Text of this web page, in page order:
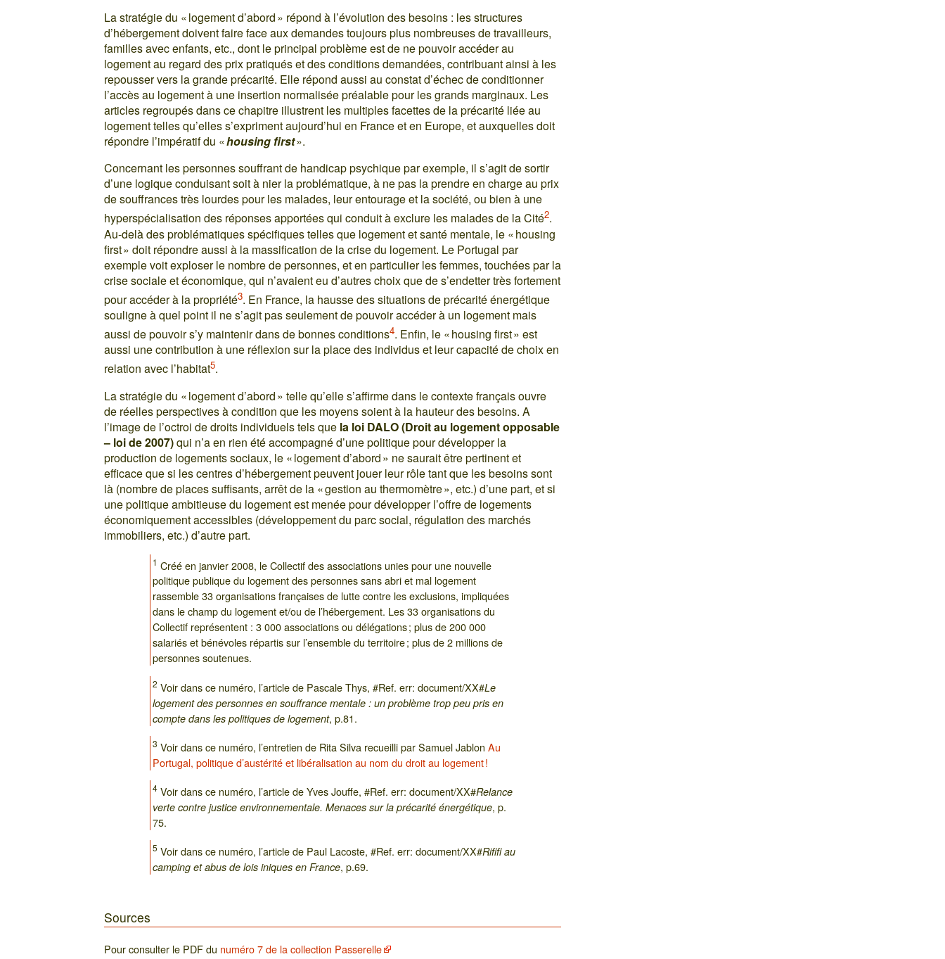
La stratégie du « logement d’abord » répond à l’évolution des besoins : les structures
d’hébergement doivent faire face aux demandes toujours plus nombreuses de travailleurs,
familles avec enfants, etc., dont le principal problème est de ne pouvoir accéder au
logement au regard des prix pratiqués et des conditions demandées, contribuant ainsi à les
repousser vers la grande précarité. Elle répond aussi au constat d’échec de conditionner
l’accès au logement à une insertion normalisée préalable pour les grands marginaux. Les
articles regroupés dans ce chapitre illustrent les multiples facettes de la précarité liée au
logement telles qu’elles s’expriment aujourd’hui en France et en Europe, et auxquelles doit
répondre l’impératif du «housing first».
Concernant les personnes souffrant de handicap psychique par exemple, il s’agit de sortir
d’une logique conduisant soit à nier la problématique, à ne pas la prendre en charge au prix
de souffrances très lourdes pour les malades, leur entourage et la société, ou bien à une
hyperspécialisation des réponses apportées qui conduit à exclure les malades de la Cité2.
Au-delà des problématiques spécifiques telles que logement et santé mentale, le « housing
first » doit répondre aussi à la massification de la crise du logement. Le Portugal par
exemple voit exploser le nombre de personnes, et en particulier les femmes, touchées par la
crise sociale et économique, qui n’avaient eu d’autres choix que de s’endetter très fortement
pour accéder à la propriété3. En France, la hausse des situations de précarité énergétique
souligne à quel point il ne s’agit pas seulement de pouvoir accéder à un logement mais
aussi de pouvoir s’y maintenir dans de bonnes conditions4. Enfin, le « housing first » est
aussi une contribution à une réflexion sur la place des individus et leur capacité de choix en
relation avec l’habitat5.
La stratégie du « logement d’abord » telle qu’elle s’affirme dans le contexte français ouvre
de réelles perspectives à condition que les moyens soient à la hauteur des besoins. A
l’image de l’octroi de droits individuels tels que la loi DALO (Droit au logement opposable
– loi de 2007)qui n’a en rien été accompagné d’une politique pour développer la
production de logements sociaux, le « logement d’abord » ne saurait être pertinent et
efficace que si les centres d’hébergement peuvent jouer leur rôle tant que les besoins sont
là (nombre de places suffisants, arrêt de la « gestion au thermomètre », etc.) d’une part, et si
une politique ambitieuse du logement est menée pour développer l’offre de logements
économiquement accessibles (développement du parc social, régulation des marchés
immobiliers, etc.) d’autre part.
1 Créé en janvier 2008, le Collectif des associations unies pour une nouvelle
politique publique du logement des personnes sans abri et mal logement
rassemble 33 organisations françaises de lutte contre les exclusions, impliquées
dans le champ du logement et/ou de l’hébergement. Les 33 organisations du
Collectif représentent : 3 000 associations ou délégations ; plus de 200 000
salariés et bénévoles répartis sur l’ensemble du territoire ; plus de 2 millions de
personnes soutenues.
2 Voir dans ce numéro, l’article de Pascale Thys,#Ref. err: document/XX#Le
logement des personnes en souffrance mentale : un problème trop peu pris en
compte dans les politiques de logement, p.81.
3 Voir dans ce numéro, l’entretien de Rita Silva recueilli par Samuel JablonAu
Portugal, politique d’austérité et libéralisation au nom du droit au logement !
4 Voir dans ce numéro, l’article de Yves Jouffe,#Ref. err: document/XX#Relance
verte contre justice environnementale. Menaces sur la précarité énergétique, p.
75.
5 Voir dans ce numéro, l’article de Paul Lacoste,#Ref. err: document/XX#Rififi au
camping et abus de lois iniques en France, p.69.
Sources
Pour consulter le PDF du numéro 7 de la collection Passerelle